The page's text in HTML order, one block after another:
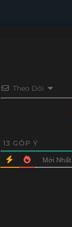
Theo Dõi
13 GÓP Ý
Mới Nhất